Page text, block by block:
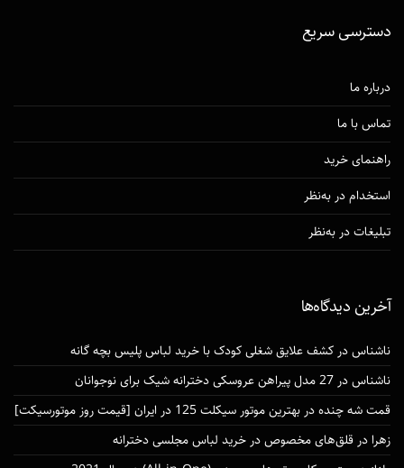
دسترسی‌ سریع
درباره ما
تماس با ما
راهنمای خرید
استخدام در به‌نظر
تبلیغات در به‌نظر
آخرین دیدگاه‌ها
ناشناسدر کشف علایق شغلی کودک با خرید لباس پلیس بچه گانه
ناشناسدر 27 مدل پیراهن عروسکی دخترانه شیک برای نوجوانان
قمت شه چندهدر بهترین موتور سیکلت 125 در ایران [قیمت روز موتورسیکت]
زهرادر قلق‌های مخصوص در خرید لباس مجلسی دخترانه